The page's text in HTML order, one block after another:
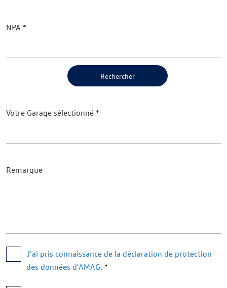
NPA
Rechercher
Votre Garage sélectionné
Remarque
J'ai pris connaissance de la déclaration de protection
des données d'AMAG.